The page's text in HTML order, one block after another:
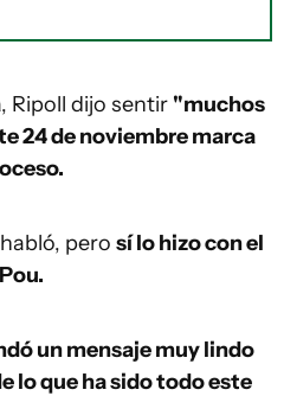
Ripoll dijo sentir "muchos
24 de noviembre marca
pero sí lo hizo con el
un mensaje muy lindo
lo que ha sido todo este